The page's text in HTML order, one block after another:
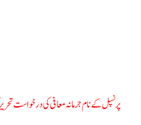
پرنسپل کے نام جرمانہ معافی کی درخواست